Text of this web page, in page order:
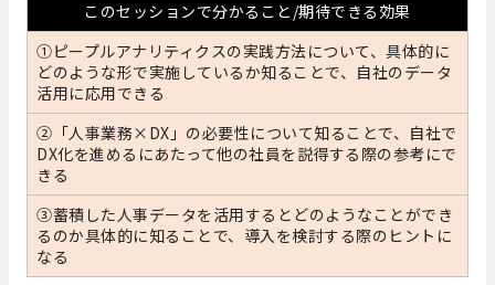
このセッションで分かること/期待できる効果
①ピープルアナリティクスの実践方法について、具体的に
どのような形で実施しているか知ることで、自社のデータ
活用に応用できる
②「人事業務×DX」の必要性について知ることで、自社で
DX化を進めるにあたって他の社員を説得する際の参考にで
きる
③蓄積した人事データを活用するとどのようなことができ
るのか具体的に知ることで、導入を検討する際のヒントに
なる